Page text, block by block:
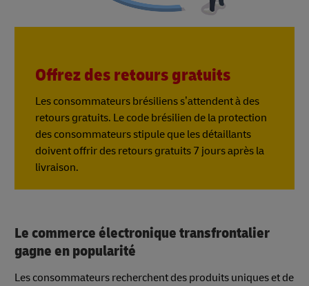
Offrez des retours gratuits
Les consommateurs brésiliens s’attendent à des
retours gratuits. Le code brésilien de la protection
des consommateurs stipule que les détaillants
doivent offrir des retours gratuits 7 jours après la
livraison.
Le commerce électronique transfrontalier
gagne en popularité
Les consommateurs recherchent des produits uniques et de